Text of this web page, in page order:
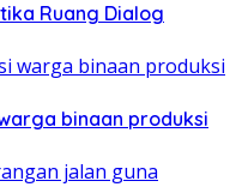
Ruang Dialog
binaan produksi